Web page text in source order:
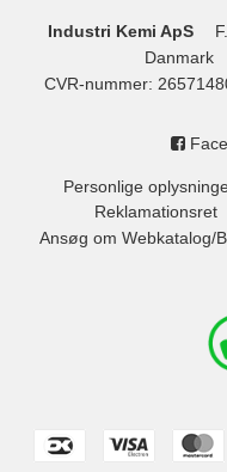
Industri Kemi ApS
Danmark
CVR-nummer:
Personlige
Reklamationsret
Ansøg om Webkatalog/